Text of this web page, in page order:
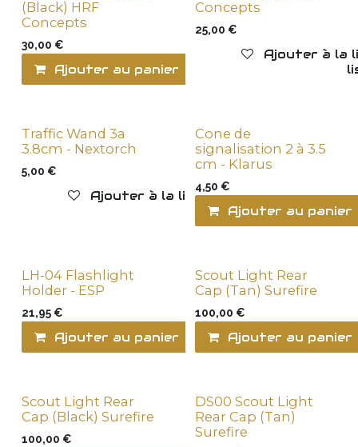
(Black) HRF
Concepts
30,00 €
Ajouter au panier Ajouter à la
Concepts
25,00 €
Ajouter à la
New !
Traffic Wand 3a
3.8cm - Nextorch
5,00 €
Ajouter à la liste de souhaits
Cone de
signalisation 2 à 3.5
cm - Klarus
4,50 €
Ajouter au panier
LH-04 Flashlight
Holder - ESP
21,95 €
Ajouter au panier Ajouter à la
Scout Light Rear
Cap (Tan) Surefire
100,00 €
Ajouter au panier
Scout Light Rear
Cap (Black) Surefire
100,00 €
DS00 Scout Light
Rear Cap (Tan)
Surefire